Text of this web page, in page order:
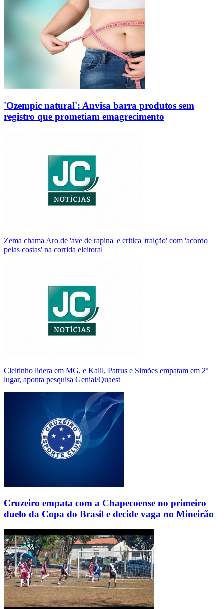
'Ozempic natural': Anvisa barra produtos sem
registro que prometiam emagrecimento
Zema chama Aro de 'ave de rapina' e critica 'traição' com 'acordo
pelas costas' na corrida eleitoral
Cleitinho lidera em MG, e Kalil, Patrus e Simões empatam em 2º
lugar, aponta pesquisa Genial/Quaest
Cruzeiro empata com a Chapecoense no primeiro
duelo da Copa do Brasil e decide vaga no Mineirão